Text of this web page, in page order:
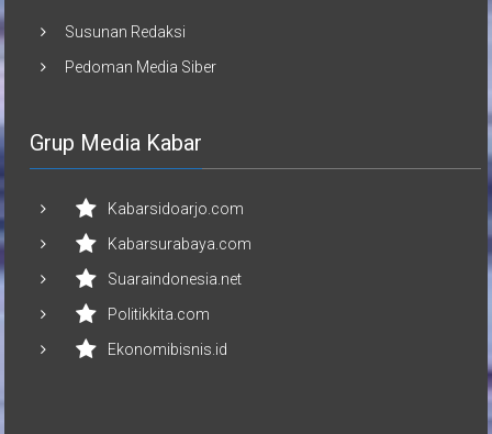
Susunan Redaksi
Pedoman Media Siber
Grup Media Kabar
Kabarsidoarjo.com
Kabarsurabaya.com
Suaraindonesia.net
Politikkita.com
Ekonomibisnis.id